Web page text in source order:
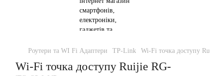
Роутери та WI Fi Адаптери TP-Link Wi-Fi точка доступу
Wi-Fi точка доступу Ruijie RG-